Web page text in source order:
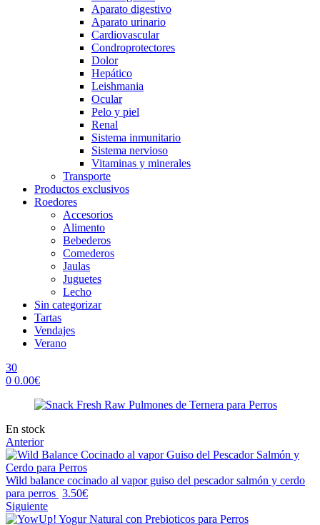
Aparato digestivo
Aparato urinario
Cardiovascular
Condroprotectores
Dolor
Hepático
Leishmania
Ocular
Pelo y piel
Renal
Sistema inmunitario
Sistema nervioso
Vitaminas y minerales
Transporte
Productos exclusivos
Roedores
Accesorios
Alimento
Bebederos
Comederos
Jaulas
Juguetes
Lecho
Sin categorizar
Tartas
Vendajes
Verano
30
0 0.00€
Availability:
En stock
Anterior
Wild balance cocinado al vapor guiso del pescador salmón y cerdo
para perros 3.50€
Siguiente